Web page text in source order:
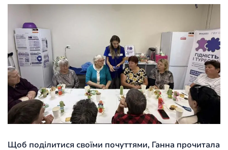
Щоб поділитися своїми почуттями, Ганна прочитала